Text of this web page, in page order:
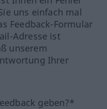
uns einfach mal
Feedback-Formular
Adresse ist
unserem
Ihrer
geben?*